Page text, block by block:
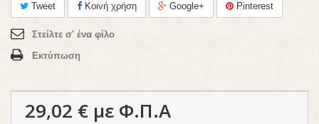
Tweet Κοινή χρήση Google+ Pinterest
Στείλτε σ' ένα φίλο
Εκτύπωση
29,02 € με Φ.Π.Α